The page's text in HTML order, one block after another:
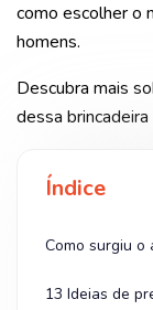
como escolher o
homens.
Descubra mais
dessa
Índice
Como surgiu o